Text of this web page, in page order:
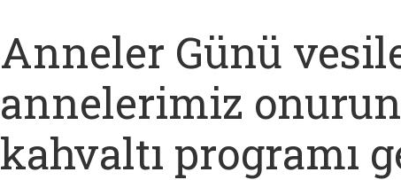
Anneler Günü
annelerimiz
kahvaltı programı